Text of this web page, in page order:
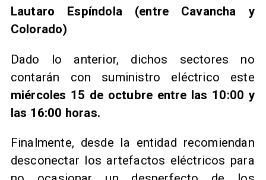
Lautaro Espíndola (entre Cavancha y
Colorado)
Dado lo anterior, dichos sectores no
contarán con suministro eléctrico este
miércoles 15 de octubre entre las 10:00 y
las 16:00 horas.
Finalmente, desde la entidad recomiendan
desconectar los artefactos eléctricos para